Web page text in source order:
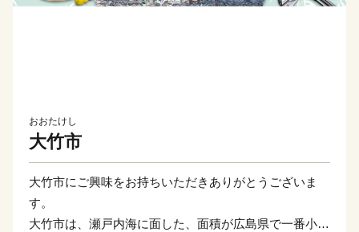
おおたけし
大竹市
大竹市にご興味をお持ちいただきありがとうございま
す。
大竹市は、瀬戸内海に面した、面積が広島県で一番小さ